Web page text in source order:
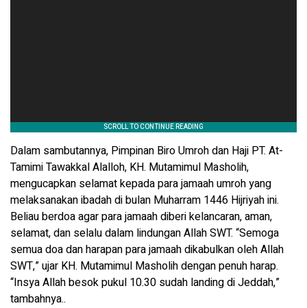
Dalam sambutannya, Pimpinan Biro Umroh dan Haji PT. At-
Tamimi Tawakkal Alalloh, KH. Mutamimul Masholih,
mengucapkan selamat kepada para jamaah umroh yang
melaksanakan ibadah di bulan Muharram 1446 Hijriyah ini.
Beliau berdoa agar para jamaah diberi kelancaran, aman,
selamat, dan selalu dalam lindungan Allah SWT. “Semoga
semua doa dan harapan para jamaah dikabulkan oleh Allah
SWT,” ujar KH. Mutamimul Masholih dengan penuh harap.
“Insya Allah besok pukul 10.30 sudah landing di Jeddah,”
tambahnya..